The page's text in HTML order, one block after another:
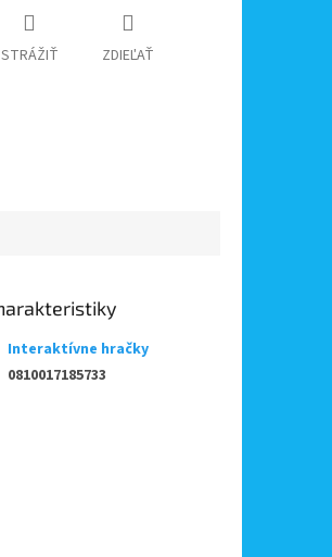
STRÁŽIŤ ZDIEĽAŤ
Interaktívne hračky
0810017185733